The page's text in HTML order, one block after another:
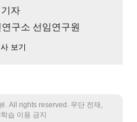
자
구소 선임연구원
보기
All rights reserved. 무단 전재,
습 이용 금지